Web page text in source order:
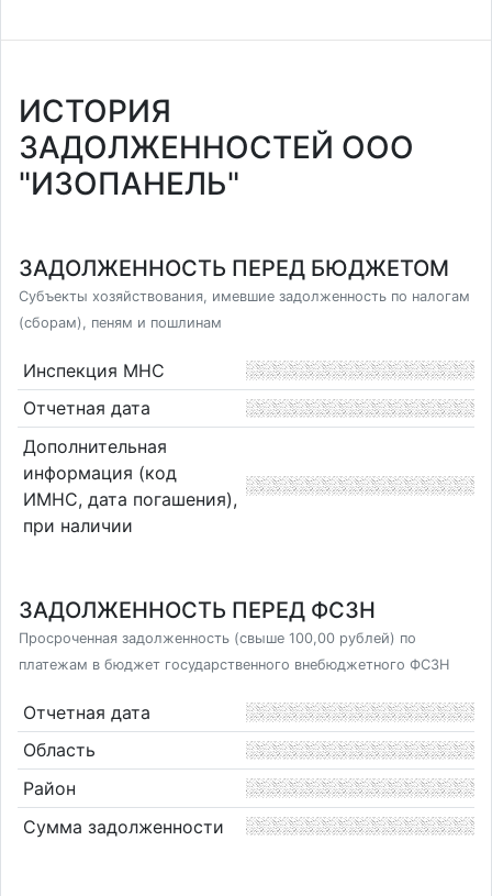
ИСТОРИЯ
ЗАДОЛЖЕННОСТЕЙ ООО
"ИЗОПАНЕЛЬ"
ЗАДОЛЖЕННОСТЬ ПЕРЕД БЮДЖЕТОМ
Субъекты хозяйствования, имевшие задолженность по налогам
(сборам), пеням и пошлинам
Инспекция МНС
Отчетная дата
Дополнительная
информация (код
ИМНС, дата погашения),
при наличии
ЗАДОЛЖЕННОСТЬ ПЕРЕД ФСЗН
Просроченная задолженность (свыше 100,00 рублей) по
платежам в бюджет государственного внебюджетного ФСЗН
Отчетная дата
Область
Район
Сумма задолженности